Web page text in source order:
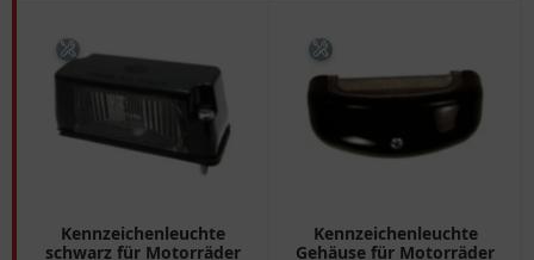
Kennzeichenleuchte
schwarz für Motorräder
Kennzeichenleuchte
Gehäuse für Motorräder